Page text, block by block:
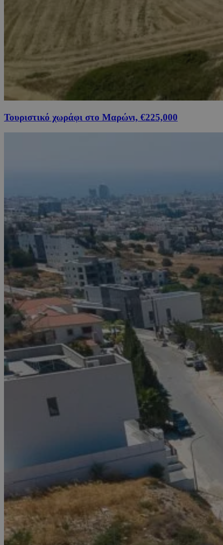
Τουριστικό χωράφι στο Μαρώνι, €225,000